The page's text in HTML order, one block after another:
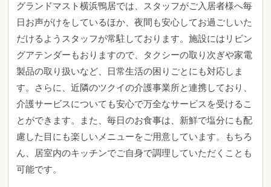
グランドマスト横浜鴨居では、スタッフがご入居者様へ毎
日お声がけをしているほか 、夜間も安心してお過ごしいた
だけるようスタッフが常駐しております。施設にはリビン
グアテンダーもおりますので、タクシーの取り次ぎや家電
製品の取り扱いなど、日常生活の困りごとにも対応しま
す。さらに、近隣のツクイの介護事業所と連携しており、
介護サービスについても安心で万全なサービス を受けるこ
とができます。また、毎日のお食事は、新鮮で塩分にも配
慮した目にも楽しいメニューをご用意しています。もちろ
ん、居室内のキッチンでご自身で調理していただくことも
可能です。